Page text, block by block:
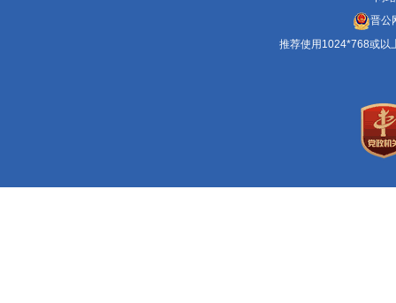
晋公
推荐使用1024*768或以